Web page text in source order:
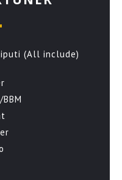
(All include)